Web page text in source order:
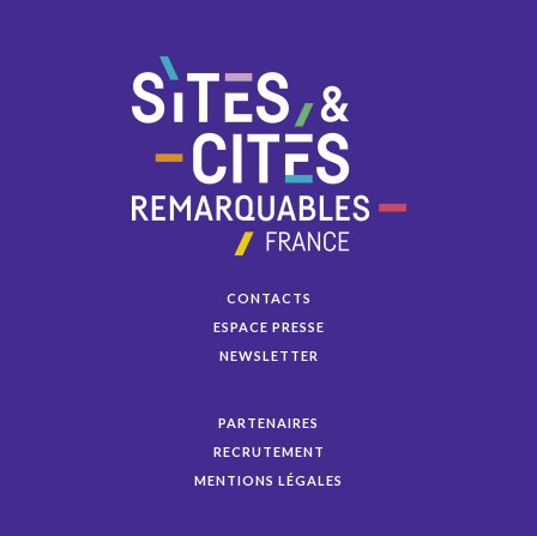
CONTACTS
ESPACE PRESSE
NEWSLETTER
PARTENAIRES
RECRUTEMENT
MENTIONS LÉGALES